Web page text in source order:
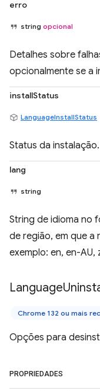
erro
string opcional
Detalhes sobre
opcionalmente se a
installStatus
LanguageInstallStatus
Status da instalação.
lang
string
String de idioma no
de região, em que a
exemplo: en, en-AU,
Language
Chrome 132 ou mais
Opções para
PROPRIEDADES